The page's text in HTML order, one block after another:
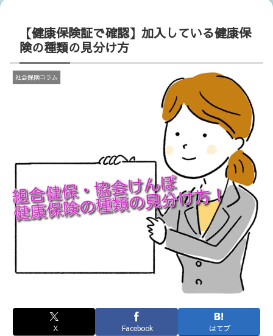
【健康保険証で確認】加入している健康保
険の種類の見分け方
社会保険コラム
X Facebook はてブ